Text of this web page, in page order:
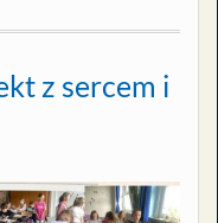
z sercem i